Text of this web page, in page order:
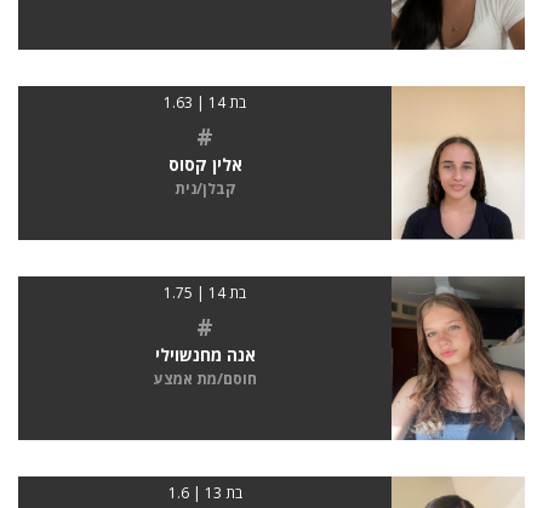
בת 14 | 1.63
#
אלין קסוס
קבלן/נית
בת 14 | 1.75
#
אנה מחנשוילי
חוסם/מת אמצע
בת 13 | 1.6